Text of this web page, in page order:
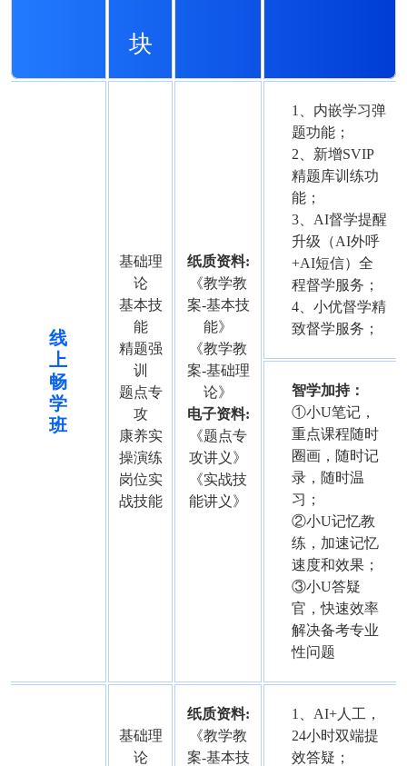
块
线
上
畅
学
班
基础理
论
基本技
能
精题强
训
题点专
攻
康养实
操演练
岗位实
战技能
纸质资料:
《教学教
案-基本技
能》
《教学教
案-基础理
论》
电子资料:
《题点专
攻讲义》
《实战技
能讲义》
1、内嵌学习弹
题功能；
2、新增SVIP
精题库训练功
能；
3、AI督学提醒
升级（AI外呼
+AI短信）全
程督学服务；
4、小优督学精
致督学服务；
智学加持：
①小U笔记，
重点课程随时
圈画，随时记
录，随时温
习；
②小U记忆教
练，加速记忆
速度和效果；
③小U答疑
官，快速效率
解决备考专业
性问题
基础理
论
纸质资料:
《教学教
案-基本技
1、AI+人工，
24小时双端提
效答疑；